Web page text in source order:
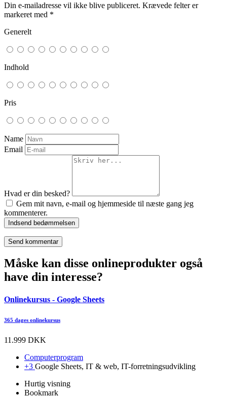
Din e-mailadresse vil ikke blive publiceret. Krævede felter er
markeret med *
Generelt
Indhold
Pris
Name
Email
Hvad er din besked?
Gem mit navn, e-mail og hjemmeside til næste gang jeg
kommenterer.
Indsend bedømmelsen
Måske kan disse onlineprodukter også
have din interesse?
Onlinekursus - Google Sheets
365 dages onlinekursus
11.999 DKK
Computerprogram
+3 Google Sheets, IT & web, IT-forretningsudvikling
Hurtig visning
Bookmark